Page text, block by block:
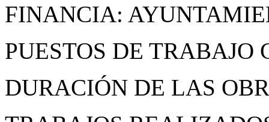
FINANCIA:
PUESTOS DE TRABAJO
DURACIÓN DE LAS